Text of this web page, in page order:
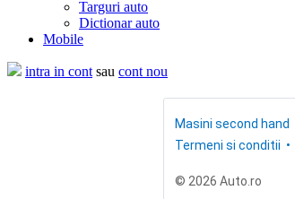
Targuri auto
Dictionar auto
Mobile
intra in cont sau cont nou
Masini second hand
Termeni si conditii
© 2026 Auto.ro